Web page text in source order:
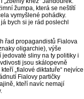
žumpa, která se neštítí
vymyšlené pohádky.
bych si je rád poslechl
řad propagandistů Fialova
oligarchie), výše
sliny na ty politiky i
jsou skálopevně
„fialové diktatuře“ nejvíce
Fialovy partičky
kteří navíc nemají